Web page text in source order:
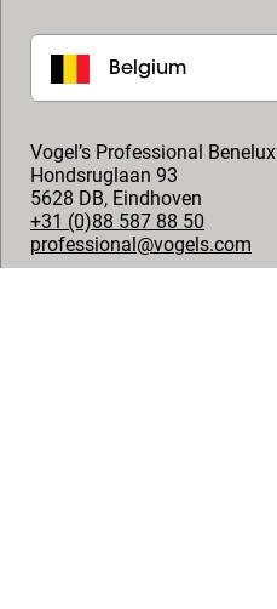
Belgium
Vogel’s Professional Benelux
Hondsruglaan 93
5628 DB, Eindhoven
+31 (0)88 587 88 50
professional@vogels.com